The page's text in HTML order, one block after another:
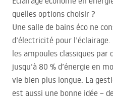
quelles options choisir ?
Une salle de bains éco ne
d’électricité pour
les ampoules classiques par
jusqu’à 80 % d’énergie en
vie bien plus longue. La
est aussi une bonne idée –